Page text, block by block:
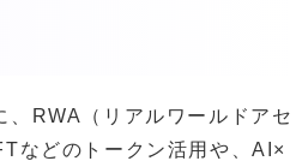
RWA（リアルワールドアセ
などのトークン活用や、AI×